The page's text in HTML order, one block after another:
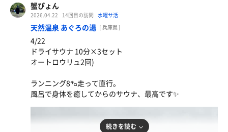
蟹ぴょん
2026.04.22 14回目の訪問 水曜サ活
天然温泉 あぐろの湯 [ 兵庫県 ]
4/22
ドライサウナ 10分×3セット
オートロウリュ2回)
ランニング8㌔走って直行。
風呂で身体を癒してからのサウナ、最高です✨
続きを読む